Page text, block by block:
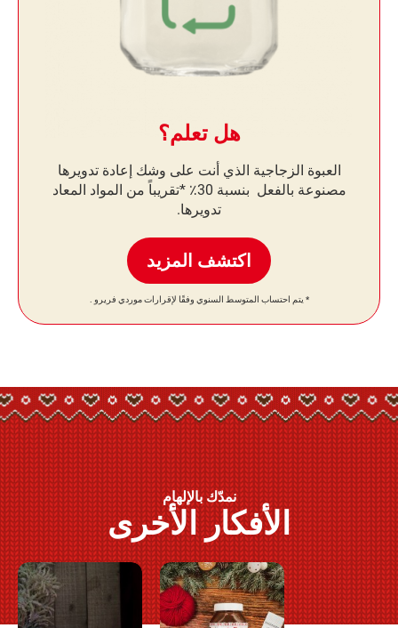
هل تعلم؟
العبوة الزجاجية الذي أنت على وشك إعادة تدويرها
مصنوعة بالفعل ​​بنسبة 30٪ *تقريباً من المواد المعاد
تدويرها.
اكتشف المزيد
* يتم احتساب المتوسط ​​السنوي وفقًا لإقرارات موردي فريرو .
نمدّك بالإلهام
الأفكار الأخرى